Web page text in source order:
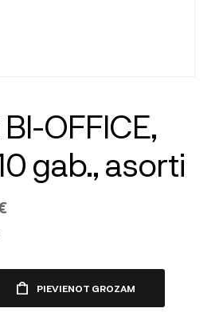
OFFICE,
gab., asorti
PIEVIENOT GROZAM